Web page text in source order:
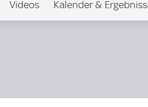
Videos Kalender &